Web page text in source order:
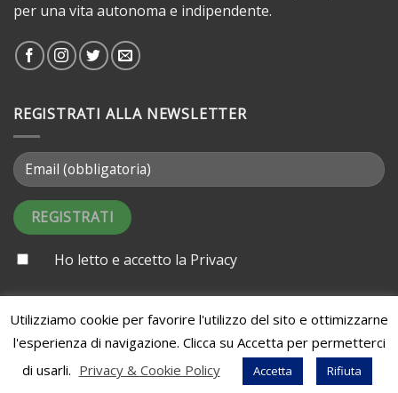
per una vita autonoma e indipendente.
REGISTRATI ALLA NEWSLETTER
Ho letto e accetto la Privacy
CHI SIAMO SHOP FAQ
Tutti i diritti riservati 2026 © CondiVivere Onlus | Crediti:
Aptica Web Agency Milano
Utilizziamo cookie per favorire l'utilizzo del sito e ottimizzarne
l'esperienza di navigazione. Clicca su Accetta per permetterci
di usarli. Privacy & Cookie Policy Accetta Rifiuta